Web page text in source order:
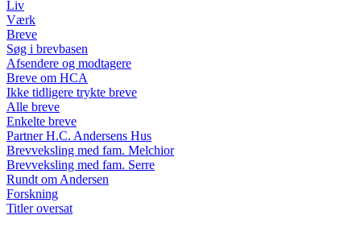
Liv
Værk
Breve
Søg i brevbasen
Afsendere og modtagere
Breve om HCA
Ikke tidligere trykte breve
Alle breve
Enkelte breve
Partner H.C. Andersens Hus
Brevveksling med fam. Melchior
Brevveksling med fam. Serre
Rundt om Andersen
Forskning
Titler oversat